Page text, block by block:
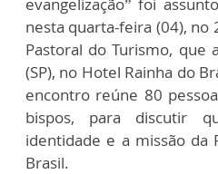
nesta quarta-feira (04), no
Pastoral do Turismo, que
(SP), no Hotel Rainha do
encontro reúne 80
bispos, para discutir
identidade e a missão da
Brasil.